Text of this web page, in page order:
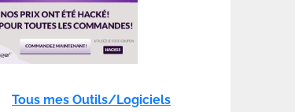
Tous mes Outils/Logiciels